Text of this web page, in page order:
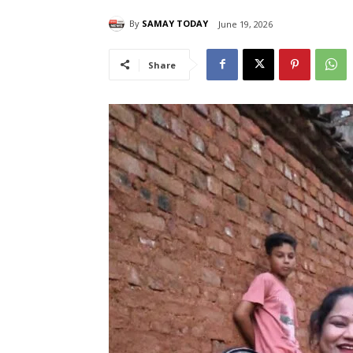
By SAMAY TODAY June 19, 2026
Share